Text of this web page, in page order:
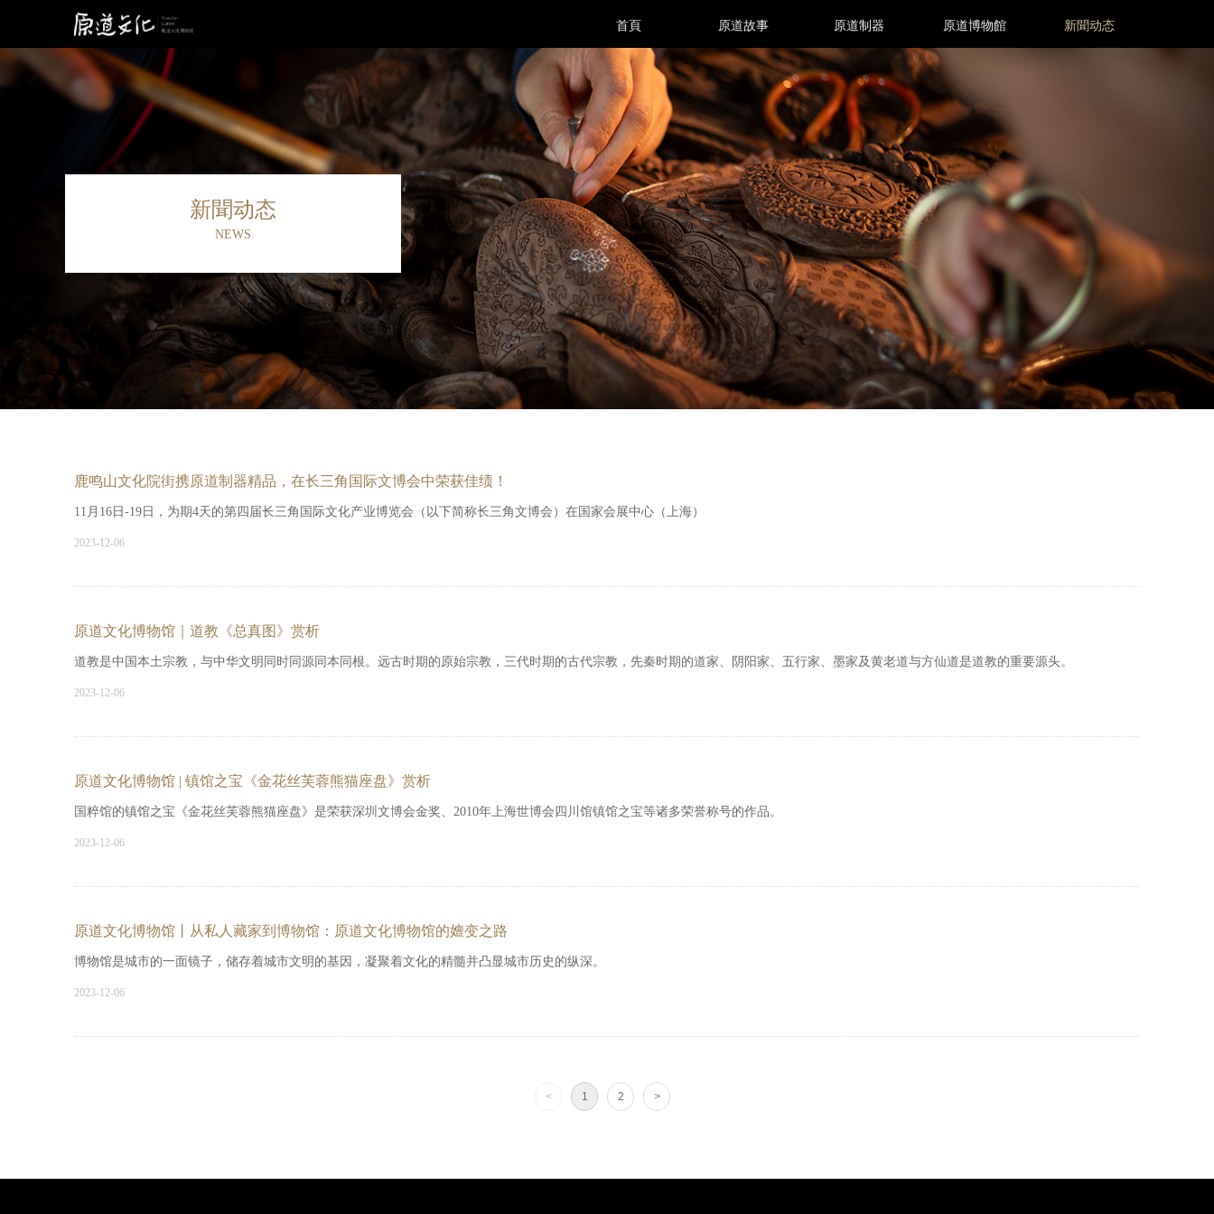
首頁 原道故事 原道制器 原道博物館 新聞动态
新聞动态
NEWS
鹿鸣山文化院街携原道制器精品，在长三角国际文博会中荣获佳绩！
11月16日-19日，为期4天的第四届长三角国际文化产业博览会（以下简称长三角文博会）在国家会展中心（上海）
2023-12-06
原道文化博物馆｜道教《总真图》赏析
道教是中国本土宗教，与中华文明同时同源同本同根。远古时期的原始宗教，三代时期的古代宗教，先秦时期的道家、阴阳家、五行家、墨家及黄老道与方仙道是道教的重要源头。
2023-12-06
原道文化博物馆 | 镇馆之宝《金花丝芙蓉熊猫座盘》赏析
国粹馆的镇馆之宝《金花丝芙蓉熊猫座盘》是荣获深圳文博会金奖、2010年上海世博会四川馆镇馆之宝等诸多荣誉称号的作品。
2023-12-06
原道文化博物馆丨从私人藏家到博物馆：原道文化博物馆的嬗变之路
博物馆是城市的一面镜子，储存着城市文明的基因，凝聚着文化的精髓并凸显城市历史的纵深。
2023-12-06
< 1 2 >